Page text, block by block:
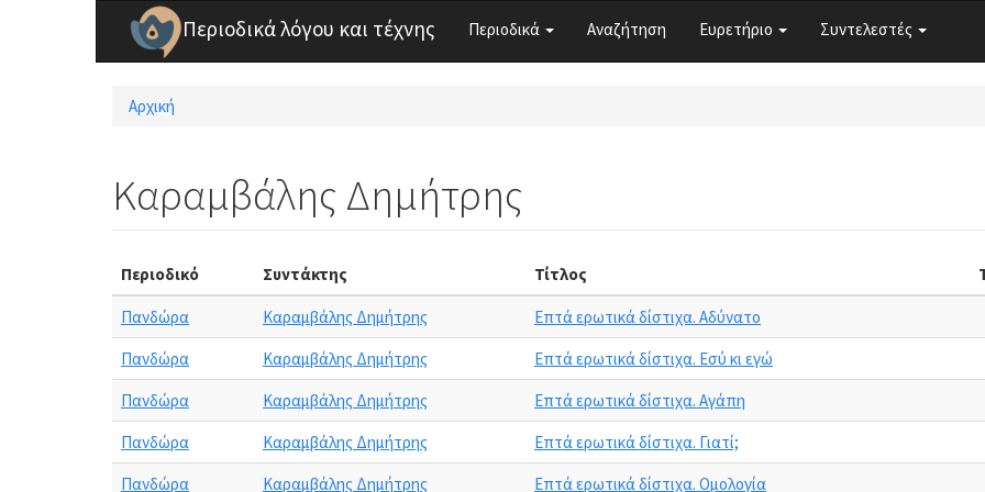
Παράκαμψη προς το κυρίως περιεχόμενο
Περιοδικά λόγου και τέχνης Περιοδικά Αναζήτηση Ευρετήριο Συντελεστές
Είστε εδώ
Αρχική
Καραμβάλης Δημήτρης
Περιοδικό Συντάκτης Τίτλος
Πανδώρα Καραμβάλης Δημήτρης
Επτά ερωτικά δίστιχα. Αδύνατο
Πανδώρα
Καραμβάλης Δημήτρης
Επτά ερωτικά δίστιχα. Εσύ κι εγώ
Πανδώρα
Καραμβάλης Δημήτρης
Επτά ερωτικά δίστιχα. Αγάπη
Πανδώρα
Καραμβάλης Δημήτρης
Επτά ερωτικά δίστιχα. Γιατί;
Πανδώρα
Καραμβάλης Δημήτρης Επτά ερωτικά δίστιχα. Ομολογία